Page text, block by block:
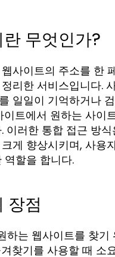
무엇인가?
사이트의 주소를 한
리한 서비스입니다.
일일이 기억하거나
이트에서 원하는 사이
이러한 통합 접근 방식
게 향상시키며, 사용
역할을 합니다.
장점
하는 웹사이트를 찾기
찾기를 사용할 때 소